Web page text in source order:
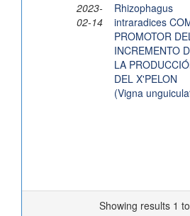
2023-
02-14
Rhizophagus
intraradices
PROMOTOR
INCREMENTO
LA
DEL X'PELON
(Vigna
Showing results 1